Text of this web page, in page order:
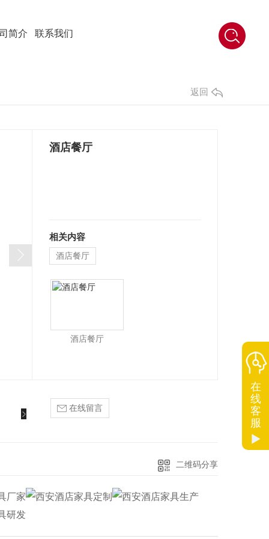
简介 联系我们
返回
酒店餐厅
相关内容
酒店餐厅
酒店餐厅
在线留言
二维码分享
在
线
客
服